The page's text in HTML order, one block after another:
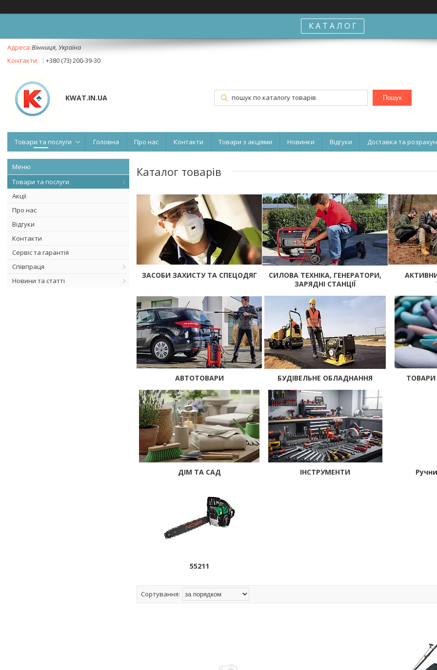
К А Т А Л О Г
Вінниця, Україна
+380 (73) 200-39-30
KWAT.IN.UA Пошук
Товари та послуги Головна Про нас Контакти Товари з акціями Новинки Відгуки Доставка та
Товари та послуги
Акції
Про нас
Відгуки
Контакти
Сервіс та гарантія
Співпраця
Новини та статті
Каталог товарів
ЗАСОБИ ЗАХИСТУ ТА СПЕЦОДЯГ
СИЛОВА ТЕХНІКА, ГЕНЕРАТОРИ,
ЗАРЯДНІ СТАНЦІЇ
АВТОТОВАРИ БУДІВЕЛЬНЕ ОБЛАДНАННЯ
ДІМ ТА САД ІНСТРУМЕНТИ
55211